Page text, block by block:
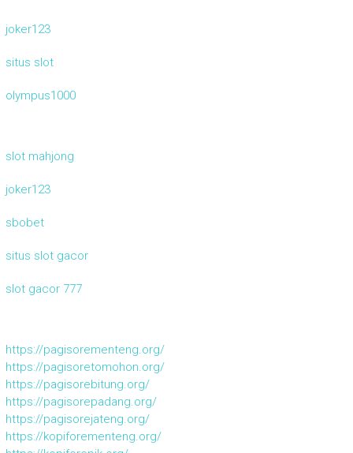
joker123
situs slot
olympus1000
slot mahjong
joker123
sbobet
situs slot gacor
slot gacor 777
https://pagisorementeng.org/
https://pagisoretomohon.org/
https://pagisorebitung.org/
https://pagisorepadang.org/
https://pagisorejateng.org/
https://kopiforementeng.org/